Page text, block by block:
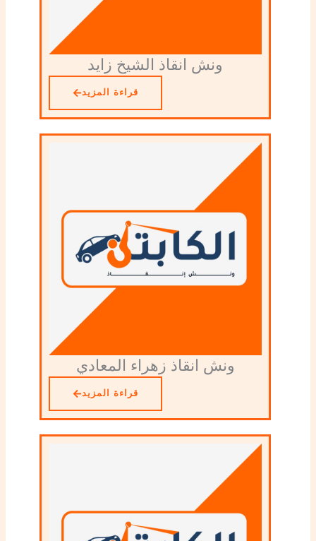
ونش انقاذ الشيخ زايد
قراءة المزيد
ونش انقاذ زهراء المعادي
قراءة المزيد